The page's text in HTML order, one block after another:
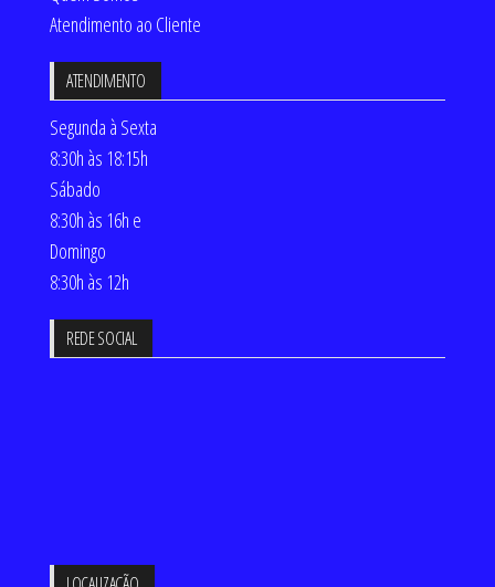
Atendimento ao Cliente
ATENDIMENTO
Segunda à Sexta
8:30h às 18:15h
Sábado
8:30h às 16h e
Domingo
8:30h às 12h
REDE SOCIAL